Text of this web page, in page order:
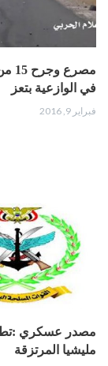
في الوازعية بتعز
فبراير 9, 2016
مصدر عسكري
مليشيا المرتزقة